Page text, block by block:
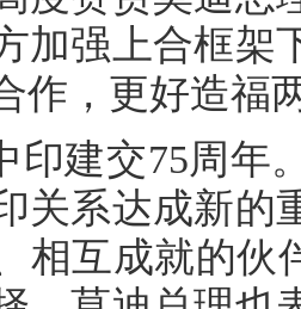
加强上合框架
作，更好造福
印建交75周年
关系达成新的
相互成就的伙